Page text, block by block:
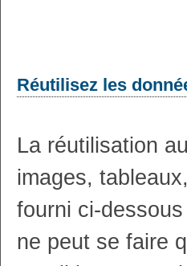
Réutilisez les
La réutilisation
images,
fourni ci-
ne peut se faire